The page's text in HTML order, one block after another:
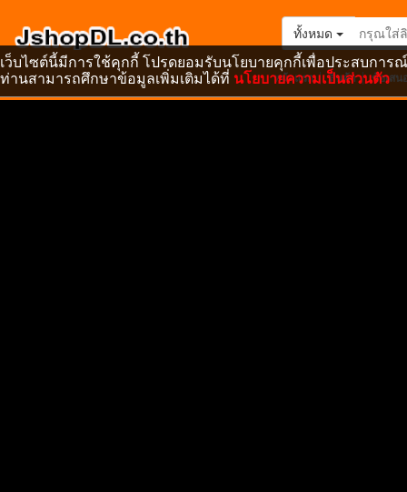
ทั้งหมด
หน้าแรก สินค้า ข้อเสน
เว็บไซต์นี้มีการใช้คุกกี้ โปรดยอมรับนโยบายคุกกี้เพื่อประสบกา
ท่านสามารถศึกษาข้อมูลเพิ่มเติมได้ที่ นโยบายความเป็นส่วนตัว